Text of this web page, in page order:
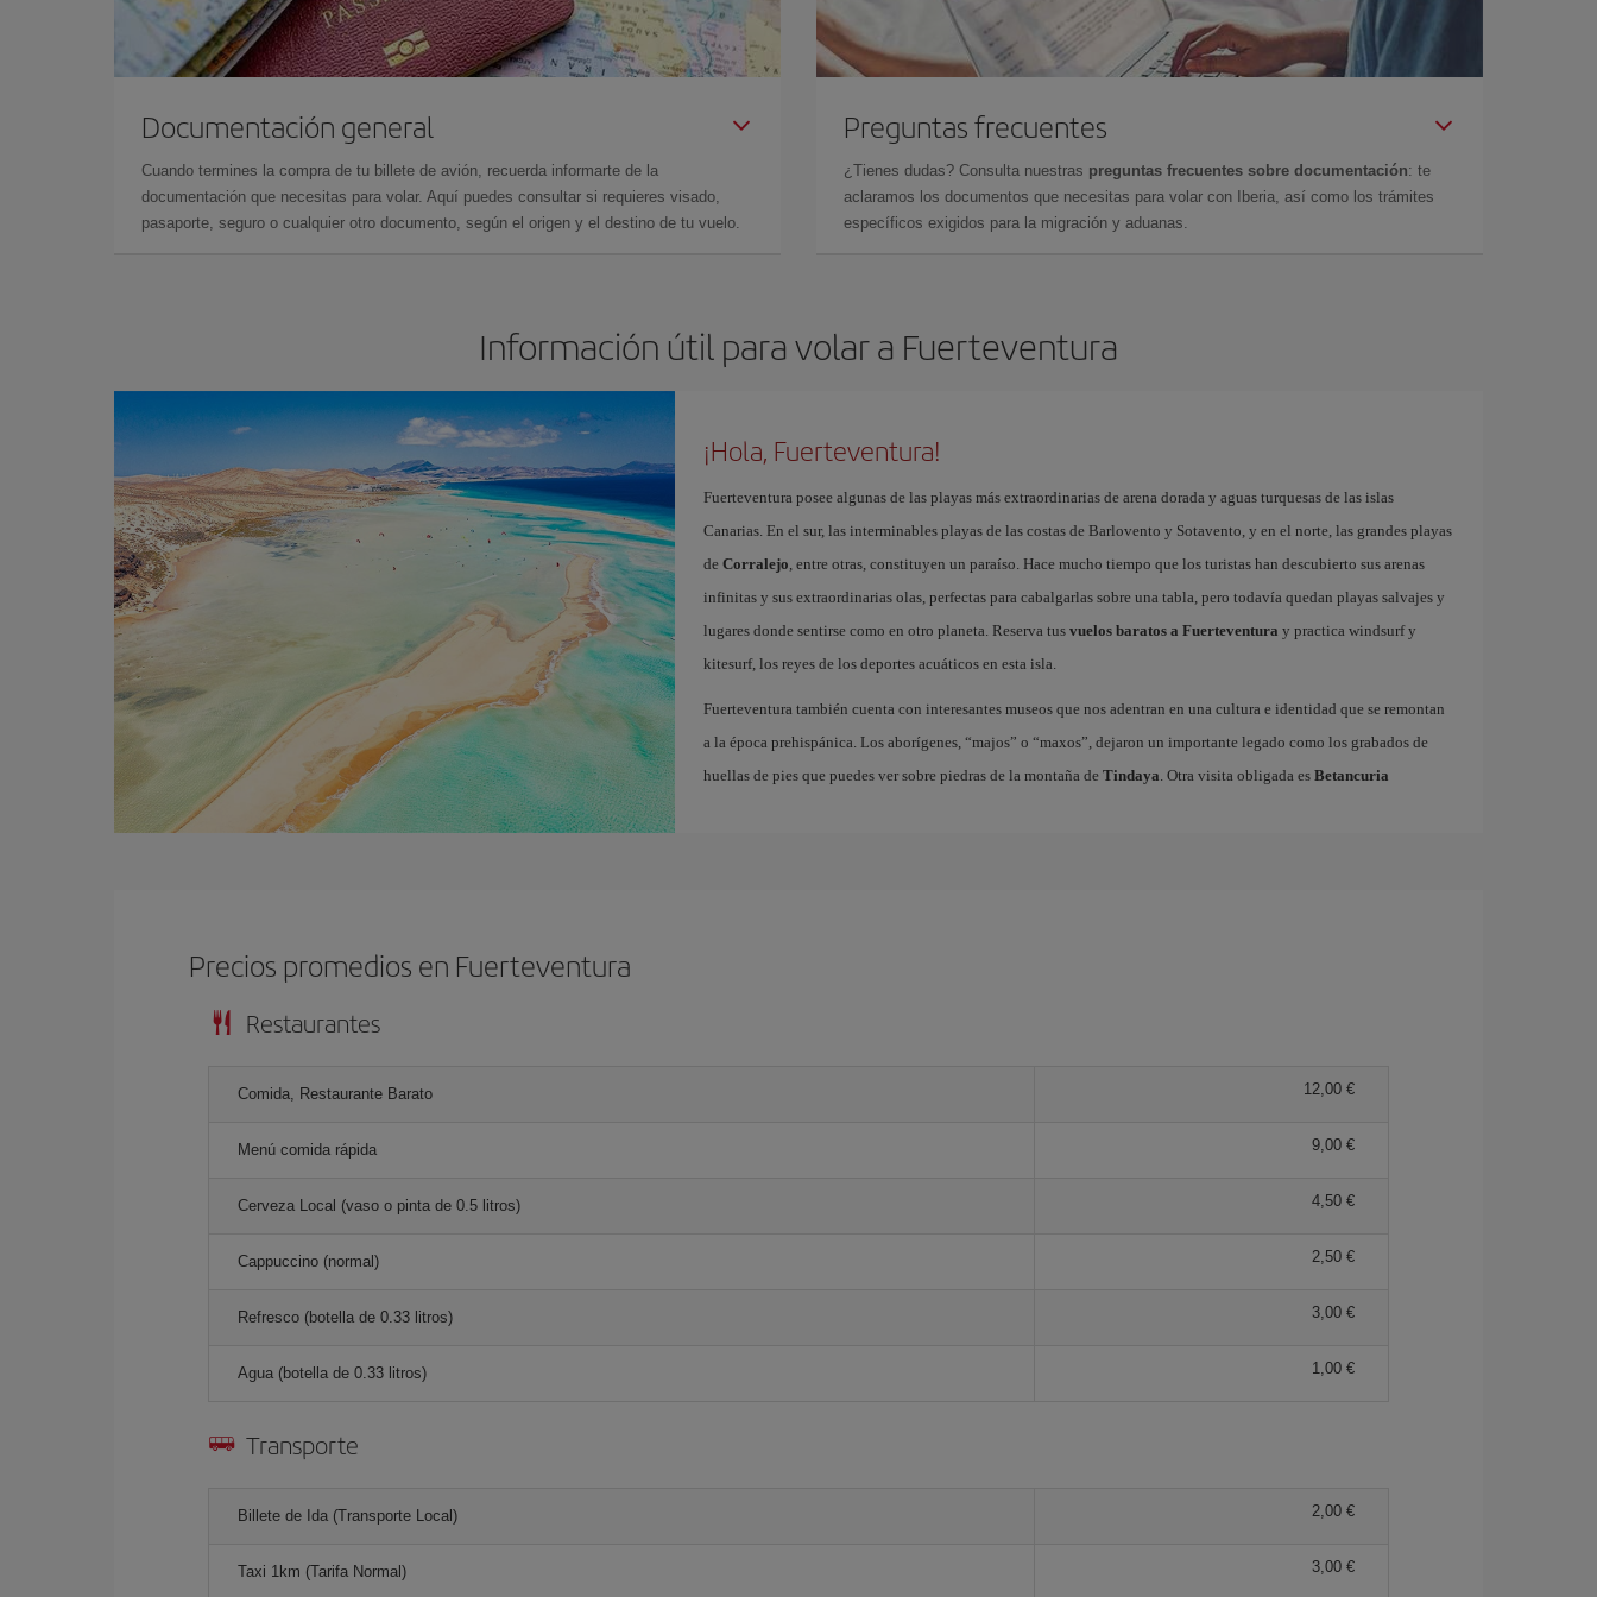
Documentación general
Cuando termines la compra de tu billete de avión, recuerda informarte de la
documentación que necesitas para volar. Aquí puedes consultar si requieres visado,
pasaporte, seguro o cualquier otro documento, según el origen y el destino de tu vuelo.
Preguntas frecuentes
¿Tienes dudas? Consulta nuestras preguntas frecuentes sobre documentación: te
aclaramos los documentos que necesitas para volar con Iberia, así como los trámites
específicos exigidos para la migración y aduanas.
Información útil para volar a Fuerteventura
¡Hola, Fuerteventura!
Fuerteventura posee algunas de las playas más extraordinarias de arena dorada y aguas turquesas de las islas
Canarias. En el sur, las interminables playas de las costas de Barlovento y Sotavento, y en el norte, las grandes playas
de Corralejo, entre otras, constituyen un paraíso. Hace mucho tiempo que los turistas han descubierto sus arenas
infinitas y sus extraordinarias olas, perfectas para cabalgarlas sobre una tabla, pero todavía quedan playas salvajes y
lugares donde sentirse como en otro planeta. Reserva tus vuelos baratos a Fuerteventura y practica windsurf y
kitesurf, los reyes de los deportes acuáticos en esta isla.
Fuerteventura también cuenta con interesantes museos que nos adentran en una cultura e identidad que se remontan
a la época prehispánica. Los aborígenes, “majos” o “maxos”, dejaron un importante legado como los grabados de
huellas de pies que puedes ver sobre piedras de la montaña de Tindaya. Otra visita obligada es Betancuria
Precios promedios en Fuerteventura
Restaurantes
Comida, Restaurante Barato 12,00 €
Menú comida rápida 9,00 €
Cerveza Local (vaso o pinta de 0.5 litros) 4,50 €
Cappuccino (normal) 2,50 €
Refresco (botella de 0.33 litros) 3,00 €
Agua (botella de 0.33 litros) 1,00 €
Transporte
Billete de Ida (Transporte Local) 2,00 €
Taxi 1km (Tarifa Normal) 3,00 €